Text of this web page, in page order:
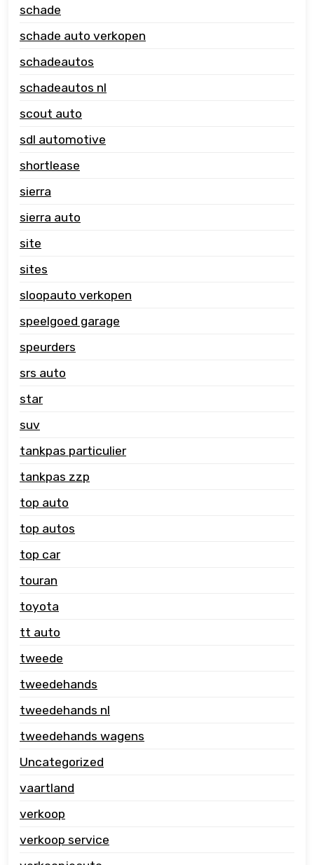
schade
schade auto verkopen
schadeautos
schadeautos nl
scout auto
sdl automotive
shortlease
sierra
sierra auto
site
sites
sloopauto verkopen
speelgoed garage
speurders
srs auto
star
suv
tankpas particulier
tankpas zzp
top auto
top autos
top car
touran
toyota
tt auto
tweede
tweedehands
tweedehands nl
tweedehands wagens
Uncategorized
vaartland
verkoop
verkoop service